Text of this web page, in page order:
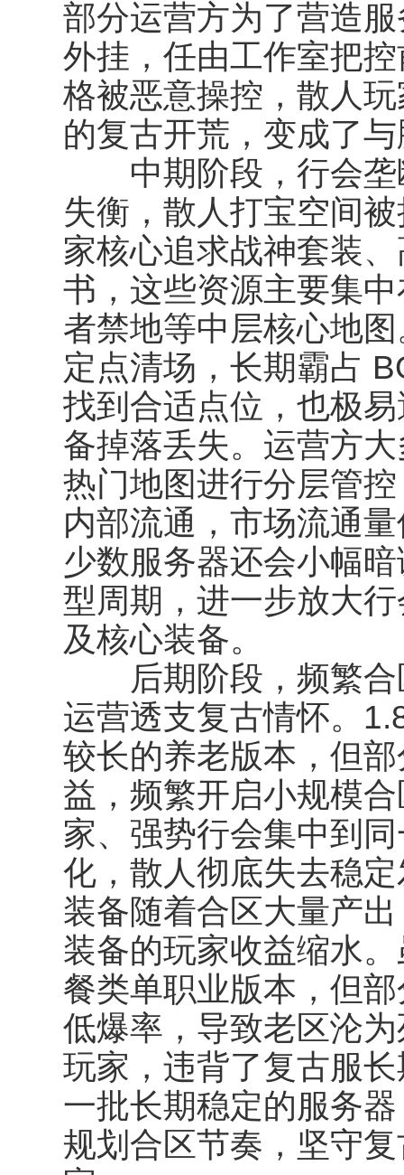
部分运营方为了营造
外挂，任由工作室把
格被恶意操控，散人
的复古开荒，变成了
中期阶段，行会垄
失衡，散人打宝空间
家核心追求战神套装
书，这些资源主要集
者禁地等中层核心地
定点清场，长期霸占
找到合适点位，也极
备掉落丢失。运营方
热门地图进行分层管
内部流通，市场流通
少数服务器还会小幅
型周期，进一步放大
及核心装备。
后期阶段，频繁合
运营透支复古情怀。
较长的养老版本，但
益，频繁开启小规模
家、强势行会集中到
化，散人彻底失去稳
装备随着合区大量产
装备的玩家收益缩水
餐类单职业版本，但
低爆率，导致老区沦
玩家，违背了复古服
一批长期稳定的服务
规划合区节奏，坚守